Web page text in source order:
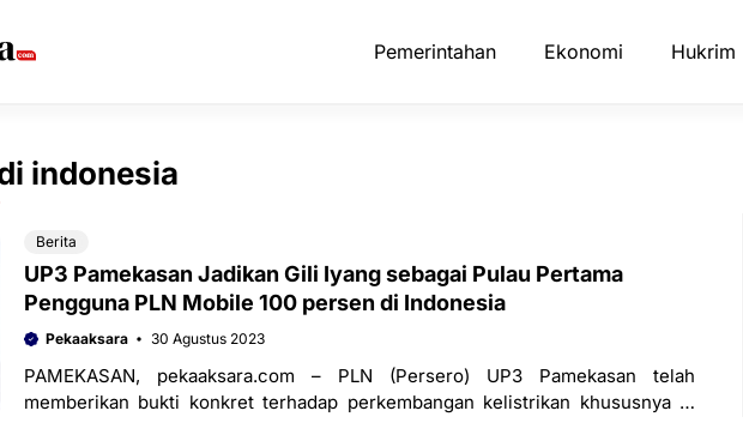
Pemerintahan Ekonomi Hukrim
indonesia
Berita
UP3 Pamekasan Jadikan Gili Iyang sebagai Pulau Pertama
Pengguna PLN Mobile 100 persen di Indonesia
Pekaaksara 30 Agustus 2023
PAMEKASAN, pekaaksara.com – PLN (Persero) UP3 Pamekasan telah
memberikan bukti konkret terhadap perkembangan kelistrikan khususnya di